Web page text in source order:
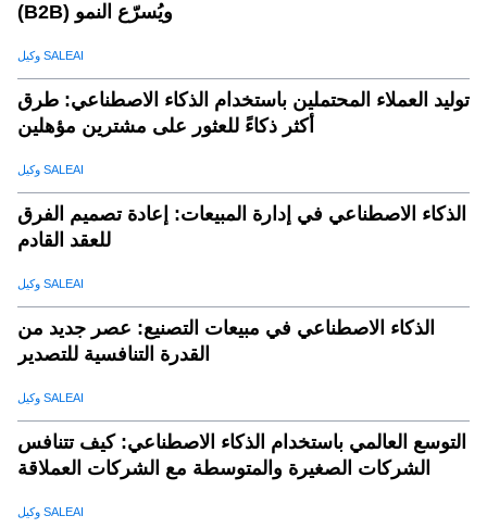
(B2B) ويُسرّع النمو
وكيل SALEAI
توليد العملاء المحتملين باستخدام الذكاء الاصطناعي: طرق
أكثر ذكاءً للعثور على مشترين مؤهلين
وكيل SALEAI
الذكاء الاصطناعي في إدارة المبيعات: إعادة تصميم الفرق
للعقد القادم
وكيل SALEAI
الذكاء الاصطناعي في مبيعات التصنيع: عصر جديد من
القدرة التنافسية للتصدير
وكيل SALEAI
التوسع العالمي باستخدام الذكاء الاصطناعي: كيف تتنافس
الشركات الصغيرة والمتوسطة مع الشركات العملاقة
وكيل SALEAI